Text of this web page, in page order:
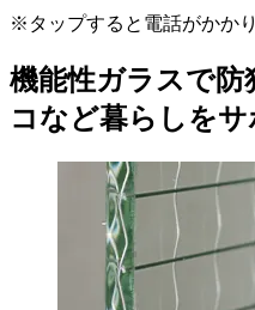
※タップすると電話がかか
機能性ガラスで防
コなど暮らしをサ